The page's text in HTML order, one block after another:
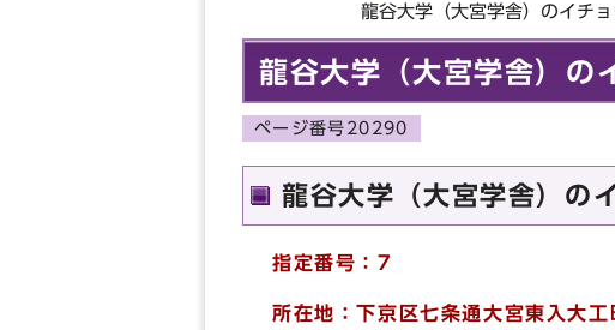
龍谷大学（大宮学舎）のイチョ
龍谷大学（大宮学舎）の
ページ番号20290
龍谷大学（大宮学舎）の
指定番号：7
所在地：下京区七条通大宮東入大工